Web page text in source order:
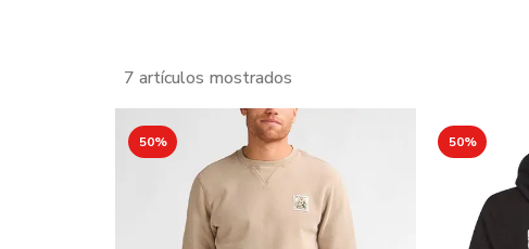
7 artículos mostrados
50% 50%